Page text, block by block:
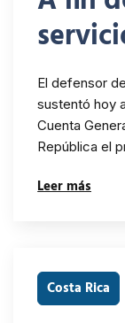
2024
El defensor
sustentó hoy
Cuenta
República el
Leer más
Costa Rica